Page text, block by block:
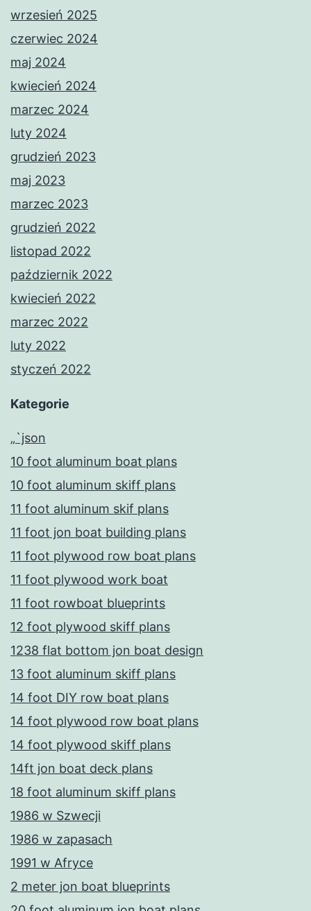
wrzesień 2025
czerwiec 2024
maj 2024
kwiecień 2024
marzec 2024
luty 2024
grudzień 2023
maj 2023
marzec 2023
grudzień 2022
listopad 2022
październik 2022
kwiecień 2022
marzec 2022
luty 2022
styczeń 2022
Kategorie
„`json
10 foot aluminum boat plans
10 foot aluminum skiff plans
11 foot aluminum skif plans
11 foot jon boat building plans
11 foot plywood row boat plans
11 foot plywood work boat
11 foot rowboat blueprints
12 foot plywood skiff plans
1238 flat bottom jon boat design
13 foot aluminum skiff plans
14 foot DIY row boat plans
14 foot plywood row boat plans
14 foot plywood skiff plans
14ft jon boat deck plans
18 foot aluminum skiff plans
1986 w Szwecji
1986 w zapasach
1991 w Afryce
2 meter jon boat blueprints